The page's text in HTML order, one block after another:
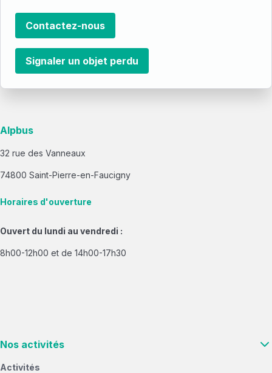
Contactez-nous
Signaler un objet perdu
Alpbus
32 rue des Vanneaux
74800 Saint-Pierre-en-Faucigny
Horaires d'ouverture
Ouvert du lundi au vendredi :
8h00-12h00 et de 14h00-17h30
Nos activités
Activités